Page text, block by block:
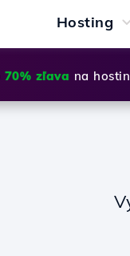
Hosting
70% zľava na